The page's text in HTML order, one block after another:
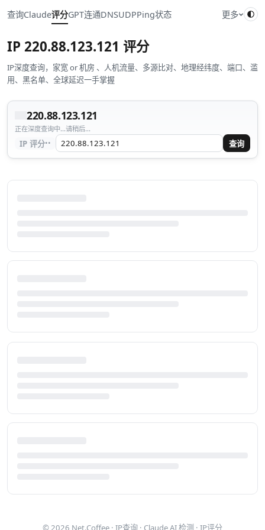
查询Claude评分GPT连通DNSUDPPing状态 更多
IP 220.88.123.121 评分
IP深度查询，家宽 or 机房 、人机流量、多源比对、地理经纬度、端口、滥
用、黑名单、全球延迟一手掌握
220.88.123.121
正在深度查询中...请稍后...
IP 评分·· 查询
© 2026 Net.Coffee · IP查询 · Claude AI 检测 · IP评分